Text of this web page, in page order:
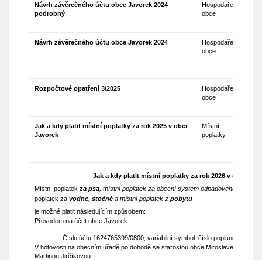
Návrh závěrečného účtu obce Javorek 2024
podrobný
Hospodaření
obce
Návrh závěrečného účtu obce Javorek 2024
Hospodaření
obce
Rozpočtové opatření 3/2025
Hospodaření
obce
Jak a kdy platit místní poplatky za rok 2025 v obci
Javorek
Místní
poplatky
Jak a kdy platit místní poplatky za rok 2026 v obci
Místní poplatek za psa, místní poplatek za obecní systém odpadového
poplatek za vodné, stočnéa místní poplatek z pobytu
je možné platit následujícím způsobem:
Převodem na účet obce Javorek.
Číslo účtu 1624765399/0800, variabilní symbol: číslo popisné.
V hotovosti na obecním úřadě po dohodě se starostou obce Miroslavem
Martinou Jirčíkovou.